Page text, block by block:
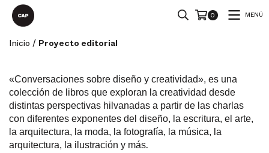
0 MENÚ
Inicio / Proyecto editorial
«Conversaciones sobre diseño y creatividad», es una
colección de libros que exploran la creatividad desde
distintas perspectivas hilvanadas a partir de las charlas
con diferentes exponentes del diseño, la escritura, el arte,
la arquitectura, la moda, la fotografía, la música, la
arquitectura, la ilustración y más.